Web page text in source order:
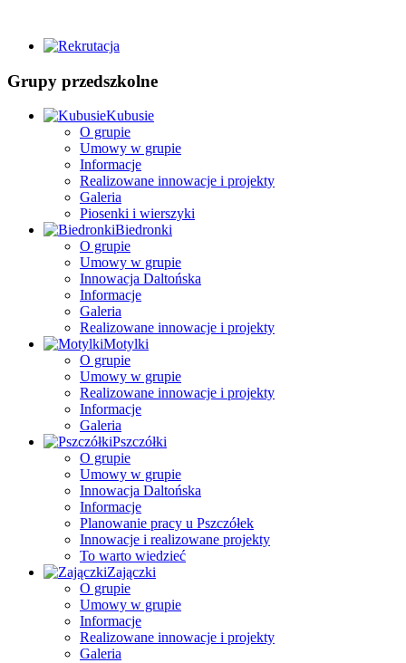
Grupy przedszkolne
Kubusie
O grupie
Umowy w grupie
Informacje
Realizowane innowacje i projekty
Galeria
Piosenki i wierszyki
Biedronki
O grupie
Umowy w grupie
Innowacja Daltońska
Informacje
Galeria
Realizowane innowacje i projekty
Motylki
O grupie
Umowy w grupie
Realizowane innowacje i projekty
Informacje
Galeria
Pszczółki
O grupie
Umowy w grupie
Innowacja Daltońska
Informacje
Planowanie pracy u Pszczółek
Innowacje i realizowane projekty
To warto wiedzieć
Zajączki
O grupie
Umowy w grupie
Informacje
Realizowane innowacje i projekty
Galeria